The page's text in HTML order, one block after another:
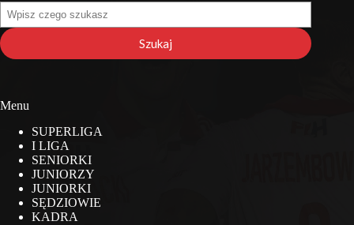
Szukaj
na
stronie
Szukaj
Menu
SUPERLIGA
I LIGA
SENIORKI
JUNIORZY
JUNIORKI
SĘDZIOWIE
KADRA